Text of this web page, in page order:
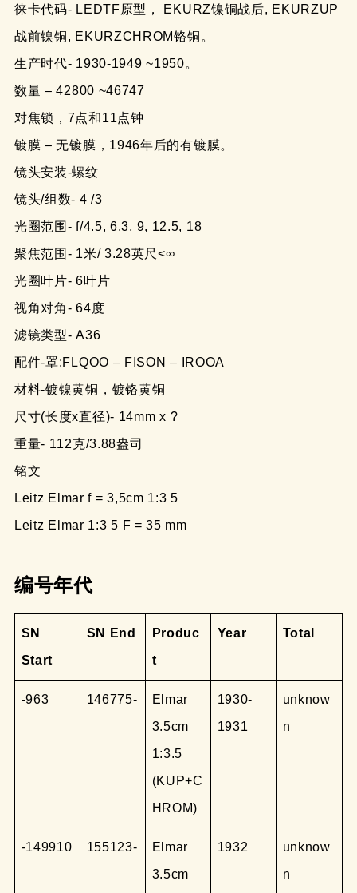
徕卡代码- LEDTF原型， EKURZ镍铜战后, EKURZUP
战前镍铜, EKURZCHROM铬铜。
生产时代- 1930-1949 ~1950。
数量 – 42800 ~46747
对焦锁，7点和11点钟
镀膜 – 无镀膜，1946年后的有镀膜。
镜头安装-螺纹
镜头/组数- 4 /3
光圈范围- f/4.5, 6.3, 9, 12.5, 18
聚焦范围- 1米/ 3.28英尺<∞
光圈叶片- 6叶片
视角对角- 64度
滤镜类型- A36
配件-罩:FLQOO – FISON – IROOA
材料-镀镍黄铜，镀铬黄铜
尺寸(长度x直径)- 14mm x ?
重量- 112克/3.88盎司
铭文
Leitz Elmar f = 3,5cm 1:3 5
Leitz Elmar 1:3 5 F = 35 mm
编号年代
SN
Start
SN End
Produc
t
Year Total
-963 146775-
Elmar
3.5cm
1:3.5
(KUP+C
HROM)
1930-
1931
unknow
n
-149910 155123-
Elmar
3.5cm
1932
unknow
n